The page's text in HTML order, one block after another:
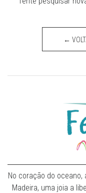
←
No coração do oceano,
Madeira, uma joia a